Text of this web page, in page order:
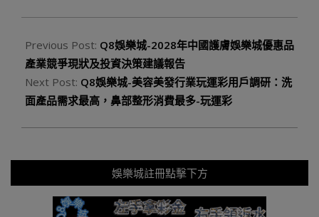
Previous Post: Q8娛樂城-2028年中國護膚娛樂城優惠品
產業競爭現狀及投資決策建議報告
Next Post: Q8娛樂城-美容美發行業玩運彩用戶調研：洗
面產品需求最高，鼻部整形消費最多-玩運彩
娛樂城註冊點擊下方